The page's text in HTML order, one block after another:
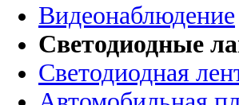
Видеонаблюдение
Светодиодные
Светодиодная